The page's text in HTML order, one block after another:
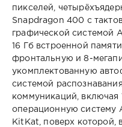
пикселей,
Snapdragon 400 с
графической системой
16 Гб встроенной
фронтальную и 8-
укомплектованную
системой
коммуникаций, включая
операционную систему
KitKat, поверх которой,